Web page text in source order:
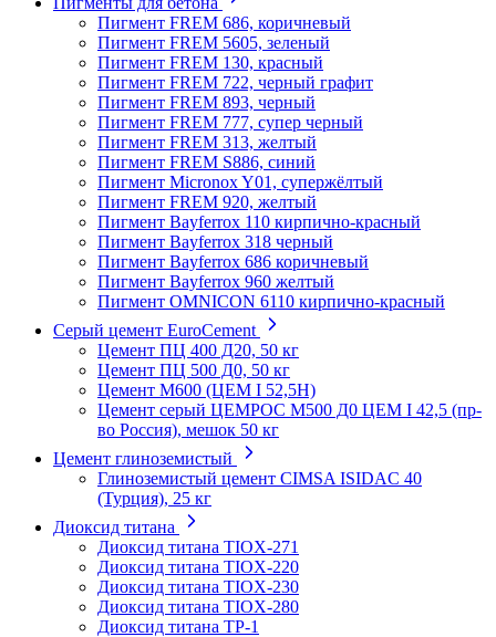
Пигмент FREM 686, коричневый
Пигмент FREM 5605, зеленый
Пигмент FREM 130, красный
Пигмент FREM 722, черный графит
Пигмент FREM 893, черный
Пигмент FREM 777, супер черный
Пигмент FREM 313, желтый
Пигмент FREM S886, синий
Пигмент Micronox Y01, супержёлтый
Пигмент FREM 920, желтый
Пигмент Bayferrox 110 кирпично-красный
Пигмент Bayferrox 318 черный
Пигмент Bayferrox 686 коричневый
Пигмент Bayferrox 960 желтый
Пигмент OMNICON 6110 кирпично-красный
Серый цемент EuroCement
Цемент ПЦ 400 Д20, 50 кг
Цемент ПЦ 500 Д0, 50 кг
Цемент М600 (ЦЕМ I 52,5Н)
Цемент серый ЦЕМРОС М500 Д0 ЦЕМ I 42,5 (пр-
во Россия), мешок 50 кг
Цемент глиноземистый
Глиноземистый цемент CIMSA ISIDAC 40
(Турция), 25 кг
Диоксид титана
Диоксид титана TIOX-271
Диоксид титана TIOX-220
Диоксид титана TIOX-230
Диоксид титана TIOX-280
Диоксид титана TР-1